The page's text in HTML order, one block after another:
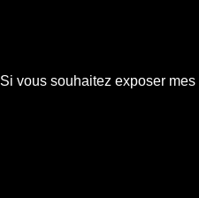
Si vous souhaitez exposer mes